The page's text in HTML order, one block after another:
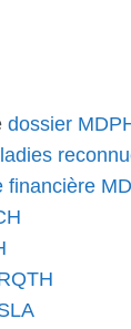
dossier
financière